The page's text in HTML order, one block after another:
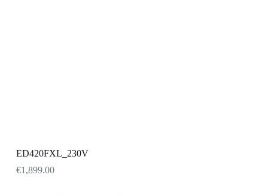
ED420FXL_230V
€1,899.00